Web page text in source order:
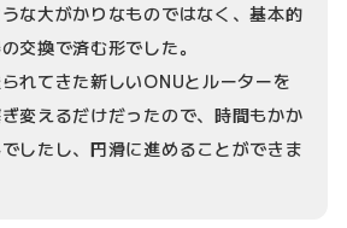
な大がかりなものではなく、基本的
交換で済む形でした。
れてきた新しいONUとルーターを
変えるだけだったので、時間もかか
したし、円滑に進めることができま